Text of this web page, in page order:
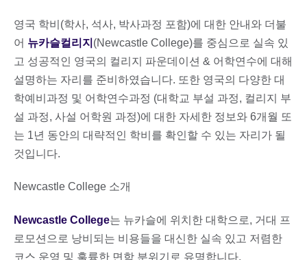
영국 학비(학사, 석사, 박사과정 포함)에 대한 안내와 더불
어 뉴카슬컬리지 (Newcastle College)를 중심으로 실속 있
고 성공적인 영국의 컬리지 파운데이션 & 어학연수에 대해
설명하는 자리를 준비하였습니다. 또한 영국의 다양한 대
학예비과정 및 어학연수과정 (대학교 부설 과정, 컬리지 부
설 과정, 사설 어학원 과정)에 대한 자세한 정보와 6개월 또
는 1년 동안의 대략적인 학비를 확인할 수 있는 자리가 될
것입니다.
Newcastle College 소개
Newcastle College는 뉴카슬에 위치한 대학으로, 거대 프
로모션으로 낭비되는 비용들을 대신한 실속 있고 저렴한
코스 운영 및 훌륭한 면학 분위기로 유명합니다.